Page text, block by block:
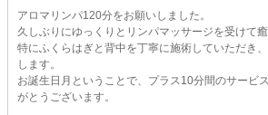
アロマリンパ120分をお願いしました。
久しぶりにゆっくりとリンパマッサージを受けて癒
特にふくらはぎと背中を丁寧に施術していただき
します。
お誕生日月ということで、プラス10分間のサービ
がとうございます。